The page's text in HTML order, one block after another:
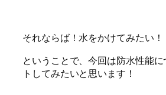
それならば！水をかけてみたい！
ということで、今回は防水性能
トしてみたいと思います！